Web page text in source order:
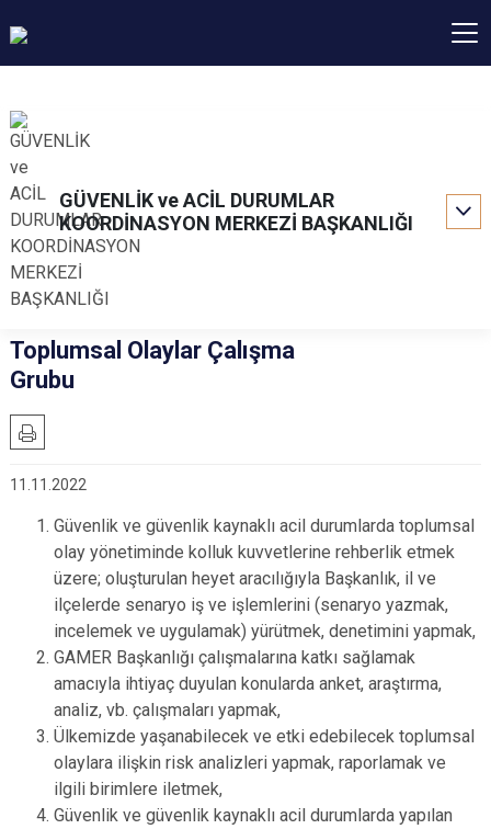
GÜVENLİK ve ACİL DURUMLAR
KOORDİNASYON MERKEZİ BAŞKANLIĞI
Toplumsal Olaylar Çalışma
Grubu
11.11.2022
Güvenlik ve güvenlik kaynaklı acil durumlarda toplumsal
olay yönetiminde kolluk kuvvetlerine rehberlik etmek
üzere; oluşturulan heyet aracılığıyla Başkanlık, il ve
ilçelerde senaryo iş ve işlemlerini (senaryo yazmak,
incelemek ve uygulamak) yürütmek, denetimini yapmak,
GAMER Başkanlığı çalışmalarına katkı sağlamak
amacıyla ihtiyaç duyulan konularda anket, araştırma,
analiz, vb. çalışmaları yapmak,
Ülkemizde yaşanabilecek ve etki edebilecek toplumsal
olaylara ilişkin risk analizleri yapmak, raporlamak ve
ilgili birimlere iletmek,
Güvenlik ve güvenlik kaynaklı acil durumlarda yapılan